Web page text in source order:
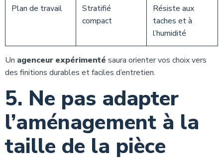
Plan de travail
Stratifié
compact
Résiste aux
taches et à
l’humidité
Un agenceur expérimenté saura orienter vos choix vers
des finitions durables et faciles d’entretien.
5. Ne pas adapter
l’aménagement à la
taille de la pièce